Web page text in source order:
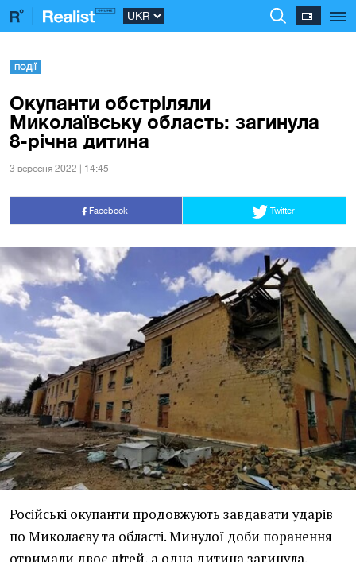
ПОДІЇ
Окупанти обстріляли
Миколаївську область: загинула
8-річна дитина
3 вересня 2022 | 14:45
Facebook Twitter
Російські окупанти продовжують завдавати ударів
по Миколаєву та області. Минулої доби поранення